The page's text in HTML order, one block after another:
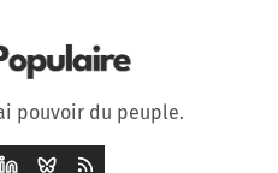
pouvoir du peuple.